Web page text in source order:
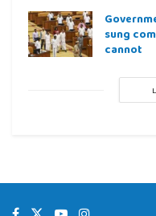
sung
cannot